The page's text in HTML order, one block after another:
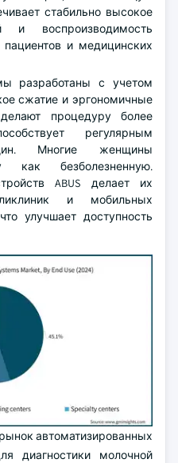
стабильно высокое
и воспроизводимость
и медицинских
разработаны с учетом
сжатие и эргономичные
процедуру более
регулярным
Многие женщины
как безболезненную.
ABUS делает их
и мобильных
улучшает доступность
автоматизированных
диагностики молочной